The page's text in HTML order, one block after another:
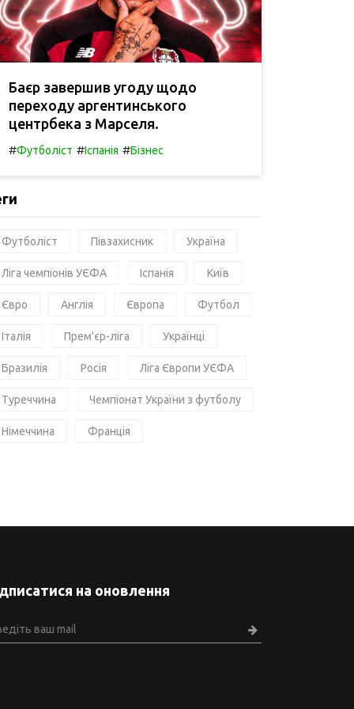
Баєр завершив угоду щодо
переходу аргентинського
центрбека з Марселя.
#Футболіст #Іспанія #Бізнес
Футболіст Півзахисник Україна
Ліга чемпіонів УЄФА Іспанія Київ
Євро Англія Європа Футбол
Італія Прем'єр-ліга Українці
Бразилія Росія Ліга Європи УЄФА
Туреччина Чемпіонат України з футболу
Німеччина Франція
на оновлення